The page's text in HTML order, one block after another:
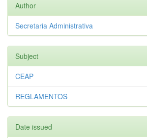
Author
Secretaria Administrativa
Subject
CEAP
REGLAMENTOS
Date issued